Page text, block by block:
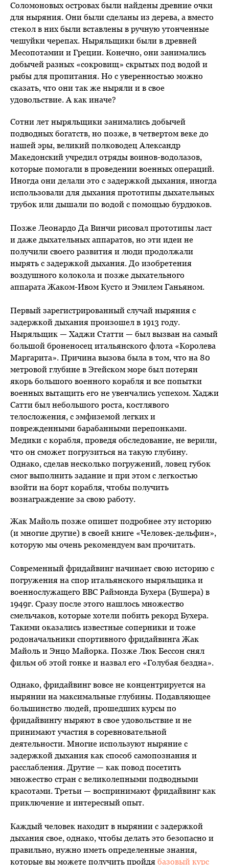
Соломоновых островах были найдены древние очки
для ныряния. Они были сделаны из дерева, а вместо
стекол в них были вставлены в ручную утонченные
чешуйки черепах. Ныряльщики были в древней
Месопотамии и Греции. Конечно, они занимались
добычей разных «сокровищ» скрытых под водой и
рыбы для пропитания. Но с уверенностью можно
сказать, что они так же ныряли и в свое
удовольствие. А как иначе?
Сотни лет ныряльщики занимались добычей
подводных богатств, но позже, в четвертом веке до
нашей эры, великий полководец Александр
Македонский учредил отряды воинов-водолазов,
которые помогали в проведении военных операций.
Иногда они делали это с задержкой дыхания, иногда
использовали для дыхания прототипы дыхательных
трубок или дышали по водой с помощью бурдюков.
Позже Леонардо Да Винчи рисовал прототипы ласт
и даже дыхательных аппаратов, но эти идеи не
получили своего развития и люди продолжали
нырять с задержкой дыхания. До изобретения
воздушного колокола и позже дыхательного
аппарата Жаком-Ивом Кусто и Эмилем Ганьяном.
Первый зарегистрированный случай ныряния с
задержкой дыхания произошел в 1913 году.
Ныряльщик — Хаджи Статти — был вызван на самый
большой броненосец итальянского флота «Королева
Маргарита». Причина вызова была в том, что на 80
метровой глубине в Эгейском море был потерян
якорь большого военного корабля и все попытки
военных вытащить его не увенчались успехом. Хаджи
Сатти был небольшого роста, костлявого
телосложения, с эмфиземой легких и
поврежденными барабанными перепонками.
Медики с корабля, проведя обследование, не верили,
что он сможет погрузиться на такую глубину.
Однако, сделав несколько погружений, ловец губок
смог выполнить задание и при этом с легкостью
взойти на борт корабля, чтобы получить
вознаграждение за свою работу.
Жак Майоль позже опишет подробнее эту историю
(и многие другие) в своей книге «Человек-дельфин»,
которую мы очень рекомендуем вам прочитать.
Современный фридайвинг начинает свою историю с
погружения на спор итальянского ныряльщика и
военнослужащего ВВС Раймонда Бухера (Бушера) в
1949г. Сразу после этого нашлось множество
смельчаков, которые хотели побить рекорд Бухера.
Такими оказались известные соперники и тоже
родоначальники спортивного фридайвинга Жак
Майоль и Энцо Майорка. Позже Люк Бессон снял
фильм об этой гонке и назвал его «Голубая бездна».
Однако, фридайвинг вовсе не концентрируется на
нырянии на максимальные глубины. Подавляющее
большинство людей, прошедших курсы по
фридайвингу ныряют в свое удовольствие и не
принимают участия в соревновательной
деятельности. Многие используют ныряние с
задержкой дыхания как способ самопознания и
расслабления. Другие — как повод посетить
множество стран с великолепными подводными
красотами. Третьи — воспринимают фридайвинг как
приключение и интересный опыт.
Каждый человек находит в нырянии с задержкой
дыхания свое, однако, чтобы делать это безопасно и
правильно, нужно иметь определенные знания,
которые вы можете получить пройдя базовый курс